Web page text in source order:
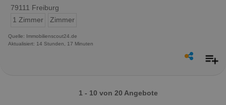
79111 Freiburg
1 Zimmer
Zimmer
Quelle: Immobilienscout24.de
Aktualisiert: 14 Stunden, 17 Minuten
1 - 10 von 20 Angebote